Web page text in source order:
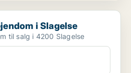
i Slagelse
til salg i 4200 Slagelse